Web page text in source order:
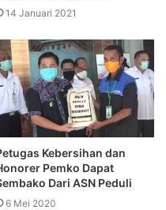
14 Januari 2021
Kebersihan dan
Pemko Dapat
Dari ASN Peduli
6 Mei 2020